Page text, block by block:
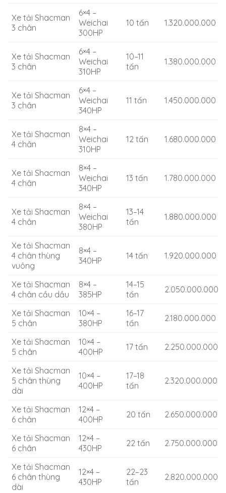
Xe tải Shacman
3 chân
6×4 –
Weichai
300HP
10 tấn 1.320.000.000
Xe tải Shacman
3 chân
6×4 –
Weichai
310HP
10–11
tấn
1.380.000.000
Xe tải Shacman
3 chân
6×4 –
Weichai
340HP
11 tấn 1.450.000.000
Xe tải Shacman
4 chân
8×4 –
Weichai
310HP
12 tấn 1.680.000.000
Xe tải Shacman
4 chân
8×4 –
Weichai
340HP
13 tấn 1.780.000.000
Xe tải Shacman
4 chân
8×4 –
Weichai
380HP
13–14
tấn
1.880.000.000
Xe tải Shacman
4 chân thùng
vuông
8×4 –
340HP
14 tấn 1.920.000.000
Xe tải Shacman
4 chân cầu dầu
8×4 –
385HP
14–15
tấn
2.050.000.000
Xe tải Shacman
5 chân
10×4 –
380HP
16–17
tấn
2.180.000.000
Xe tải Shacman
5 chân
10×4 –
400HP
17 tấn 2.250.000.000
Xe tải Shacman
5 chân thùng
dài
10×4 –
400HP
17–18
tấn
2.320.000.000
Xe tải Shacman
6 chân
12×4 –
400HP
20 tấn 2.650.000.000
Xe tải Shacman
6 chân
12×4 –
430HP
22 tấn 2.750.000.000
Xe tải Shacman
6 chân thùng
dài
12×4 –
430HP
22–23
tấn
2.820.000.000